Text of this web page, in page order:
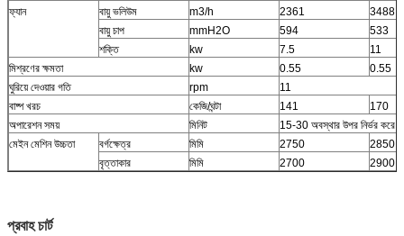
ফ্যান
বায়ু ভলিউম m3/h 2361
3488
বায়ু চাপ
mmH2O 594
533
শক্তি
kw 7.5
11
মিশ্রণের ক্ষমতা
kw 0.55
0.55
ঘুরিয়ে দেওয়ার গতি
rpm
11
বাষ্প খরচ
কেজি/ঘন্টা 141
170
অপারেশন সময়
মিনিট
15-30 অবস্থার উপর নির্ভর করে
মেইন মেশিন উচ্চতা
বর্গক্ষেত্র মিমি 2750
2850
বৃত্তাকার
মিমি 2700 2900
প্রবাহ চার্ট